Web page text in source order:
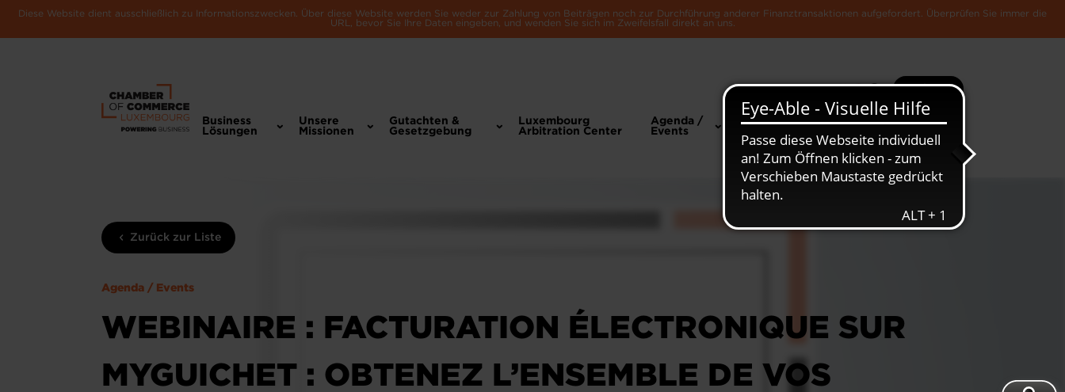
Diese Website dient ausschließlich zu Informationszwecken. Über diese Website werden Sie weder zur Zahlung von Beiträgen noch zur Durchführung anderer Finanztransaktionen aufgefordert. Überprüfen Sie immer die
URL, bevor Sie Ihre Daten eingeben, und wenden Sie sich im Zweifelsfall direkt an uns.
Suche Mehr
Business
Lösungen
Unsere
Missionen
Gutachten &
Gesetzgebung
Luxembourg
Arbitration Center
Agenda /
Events
News &
Die Luxemburger
Zurück zur Liste
Agenda / Events
WEBINAIRE : FACTURATION ÉLECTRONIQUE SUR
MYGUICHET : OBTENEZ L’ENSEMBLE DE VOS